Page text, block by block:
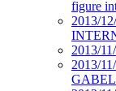
figure
2013/
2013/
2013/